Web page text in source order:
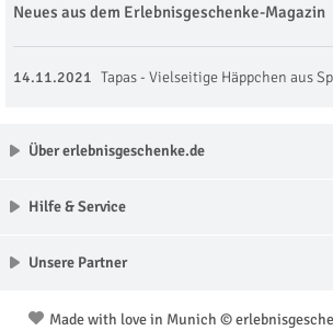
Neues aus dem Erlebnisgeschenke-Magazin
14.11.2021 Tapas - Vielseitige Häppchen aus
Über erlebnisgeschenke.de
Hilfe & Service
Unsere Partner
Made with love in Munich ©